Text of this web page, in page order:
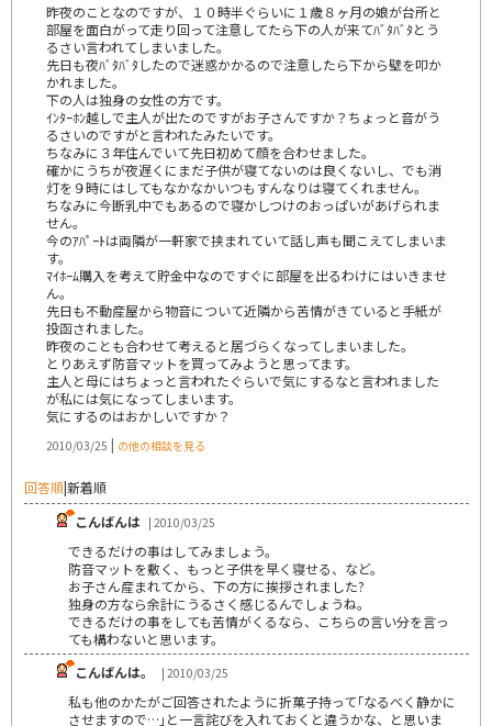
昨夜のことなのですが、１０時半ぐらいに１歳８ヶ月の娘が台所と
部屋を面白がって走り回って注意してたら下の人が来てﾊﾞﾀﾊﾞﾀとう
るさい言われてしまいました。
先日も夜ﾊﾞﾀﾊﾞﾀしたので迷惑かかるので注意したら下から壁を叩か
かれました。
下の人は独身の女性の方です。
ｲﾝﾀｰﾎﾝ越しで主人が出たのですがお子さんですか？ちょっと音がう
るさいのですがと言われたみたいです。
ちなみに３年住んでいて先日初めて顔を合わせました。
確かにうちが夜遅くにまだ子供が寝てないのは良くないし、でも消
灯を９時にはしてもなかなかいつもすんなりは寝てくれません。
ちなみに今断乳中でもあるので寝かしつけのおっぱいがあげられま
せん。
今のｱﾊﾟｰﾄは両隣が一軒家で挟まれていて話し声も聞こえてしまいま
す。
ﾏｲﾎｰﾑ購入を考えて貯金中なのですぐに部屋を出るわけにはいきませ
ん。
先日も不動産屋から物音について近隣から苦情がきていると手紙が
投函されました。
昨夜のことも合わせて考えると居づらくなってしまいました。
とりあえず防音マットを買ってみようと思ってます。
主人と母にはちょっと言われたぐらいで気にするなと言われました
が私には気になってしまいます。
気にするのはおかしいですか？
2010/03/25 | の他の相談を見る
回答順|新着順
こんばんは | 2010/03/25
できるだけの事はしてみましょう。
防音マットを敷く、もっと子供を早く寝せる、など。
お子さん産まれてから、下の方に挨拶されました?
独身の方なら余計にうるさく感じるんでしょうね。
できるだけの事をしても苦情がくるなら、こちらの言い分を言っ
ても構わないと思います。
こんばんは。
| 2010/03/25
私も他のかたがご回答されたように折菓子持って｢なるべく静かに
させますので…｣と一言詫びを入れておくと違うかな、と思いま